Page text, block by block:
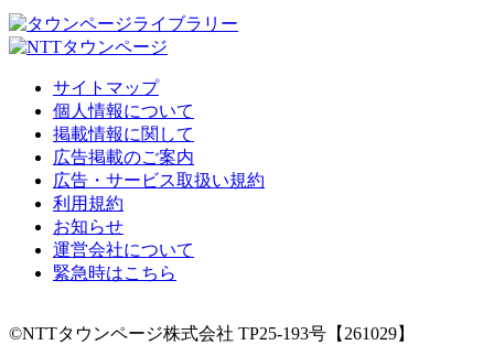
サイトマップ
個人情報について
掲載情報に関して
広告掲載のご案内
広告・サービス取扱い規約
利用規約
お知らせ
運営会社について
緊急時はこちら
©NTTタウンページ株式会社 TP25-193号【261029】